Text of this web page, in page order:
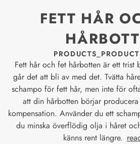
FETT HÅR
Fett hår och fet hårbotten är ett trist
går det att bli av med det. Tvätta
schampo för fett hår, men inte för
att din hårbotten börjar
kompensation. Använder du ett
du minska överflödig olja i håret
känns rent längre.